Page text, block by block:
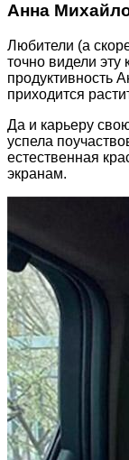
Анна
Любители (а
точно видели эту
продуктивность
приходится
Да и карьеру
успела
естественная
экранам.